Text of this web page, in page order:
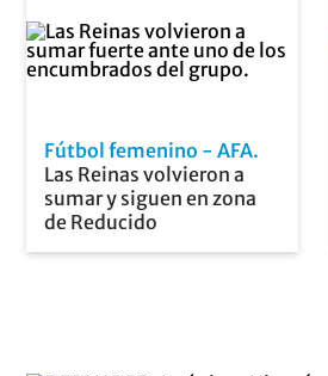
Fútbol femenino - AFA
Las Reinas volvieron a
sumar y siguen en zona
de Reducido